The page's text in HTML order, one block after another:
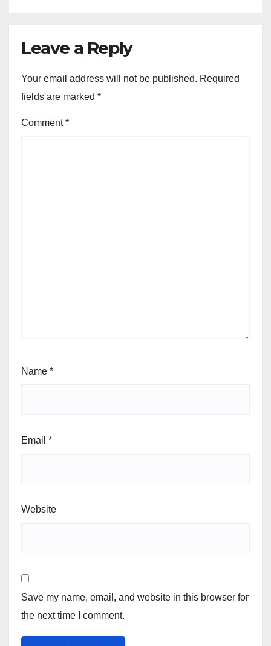
Leave a Reply
Your email address will not be published. Required
fields are marked *
Comment*
Name *
Email *
Website
Save my name, email, and website in this browser for
the next time I comment.